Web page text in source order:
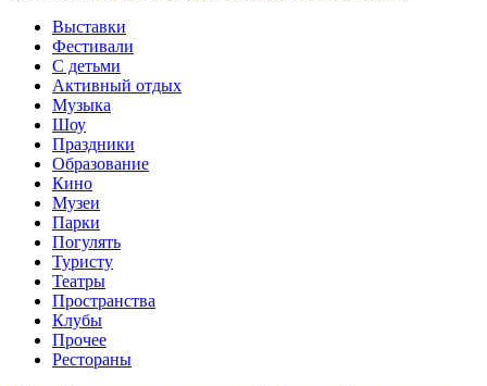
Выставки
Фестивали
С детьми
Активный отдых
Музыка
Шоу
Праздники
Образование
Кино
Музеи
Парки
Погулять
Туристу
Театры
Пространства
Клубы
Прочее
Рестораны